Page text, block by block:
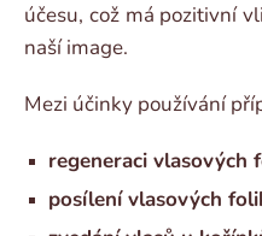
účesu, což má pozitivní
naší image.
Mezi účinky používání
regeneraci vlasových
posílení vlasových